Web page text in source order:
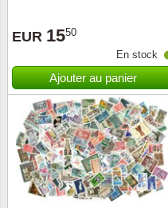
EUR 1550
En stock
Ajouter au panier